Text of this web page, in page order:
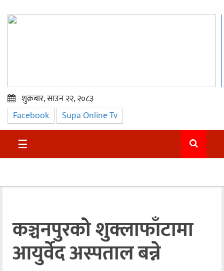
प्रमुख
समाचार
सुदुर
अन्तराष्ट्रिय
अन्तर्वार्ता
अर्थ
शुक्रबार, साउन २२, २०८३
Facebook Supa Online Tv
☰
कञ्चनपुरको शुक्लाफाँटामा
आयुर्वेद अस्पताल बन्ने